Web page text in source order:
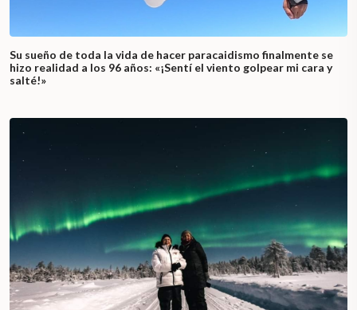
Su sueño de toda la vida de hacer paracaidismo finalmente se
hizo realidad a los 96 años: «¡Sentí el viento golpear mi cara y
salté!»